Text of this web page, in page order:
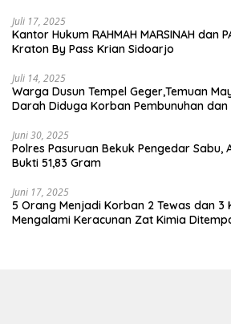
Juli 17, 2025
Kantor Hukum RAHMAH MARSINAH dan
Kraton By Pass Krian Sidoarjo
Juli 14, 2025
Warga Dusun Tempel Geger,Temuan
Darah Diduga Korban Pembunuhan
Juni 30, 2025
Polres Pasuruan Bekuk Pengedar Sabu,
Bukti 51,83 Gram
Juni 17, 2025
5 Orang Menjadi Korban 2 Tewas dan 3
Mengalami Keracunan Zat Kimia